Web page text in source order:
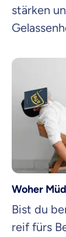
stärken
Woher
Bist du
reif fürs